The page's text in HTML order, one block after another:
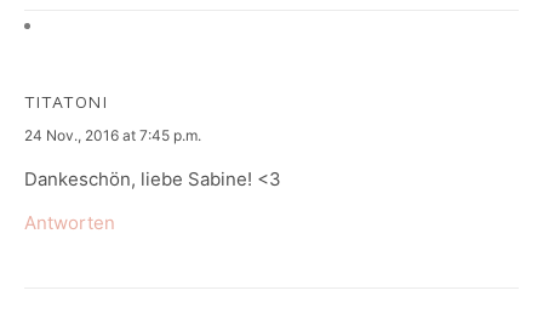
TITATONI
says:
24 Nov., 2016 at 7:45 p.m.
Dankeschön, liebe Sabine! <3
Antworten